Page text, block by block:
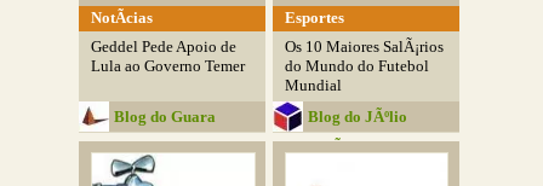
NotÃ­cias
Geddel Pede Apoio de
Lula ao Governo Temer
Blog do Guara
Esportes
Os 10 Maiores SalÃ¡rios
do Mundo do Futebol
Mundial
Blog do JÃºlio
AmÃ¢ncio